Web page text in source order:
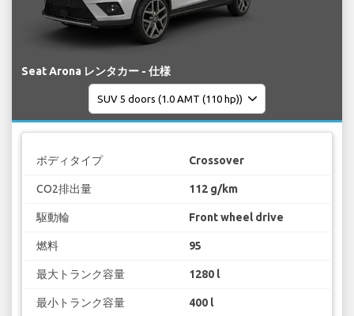
Seat Arona レンタカー - 仕様
ボディタイプ Crossover
CO2排出量 112 g/km
駆動輪 Front wheel drive
燃料 95
最大トランク容量 1280 l
最小トランク容量 400 l